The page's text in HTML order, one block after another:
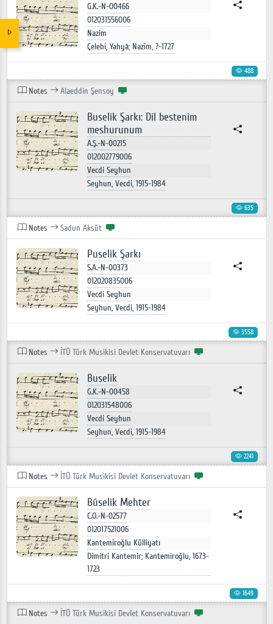
G.K.-N-00466
012031556006
Nazim
Çelebi, Yahyâ; Nazîm, ?-1727
488
Notes Alaeddin Şensoy
Buselik Şarkı: Dil bestenim
meshurunum
A.Ş.-N-00215
012002779006
Vecdi Seyhun
Seyhun, Vecdi, 1915-1984
635
Notes Sadun Aksüt
Puselik Şarkı
S.A.-N-00373
012020835006
Vecdi Seyhun
Seyhun, Vecdi, 1915-1984
3558
Notes İTÜ Türk Musikisi Devlet Konservatuvarı
Buselik
G.K.-N-00458
012031548006
Vecdi Seyhun
Seyhun, Vecdi, 1915-1984
2241
Notes İTÜ Türk Musikisi Devlet Konservatuvarı
Bûselik Mehter
C.O.-N-02577
012017521006
Kantemiroğlu Külliyatı
Dimitri Kantemir; Kantemiroğlu, 1673-
1723
1649
Notes İTÜ Türk Musikisi Devlet Konservatuvarı